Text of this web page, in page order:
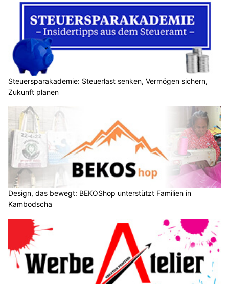
Steuersparakademie: Steuerlast senken, Vermögen sichern,
Zukunft planen
Design, das bewegt: BEKOShop unterstützt Familien in
Kambodscha